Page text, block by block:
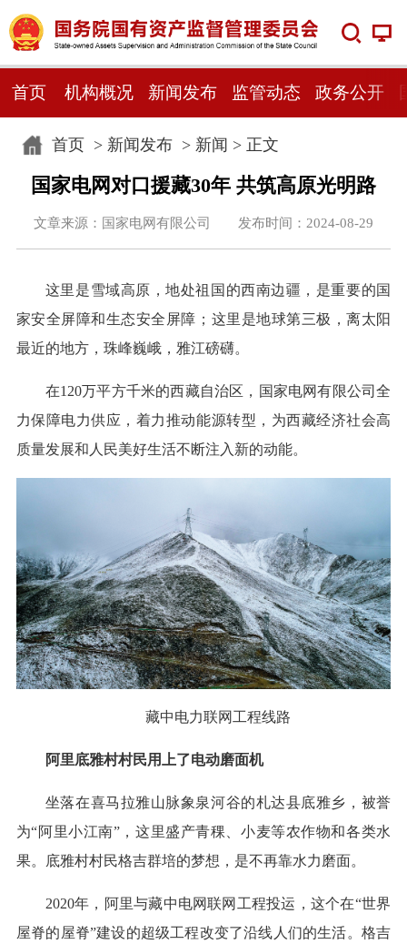
首页 机构概况 新闻发布 监管动态 政务公开
首页> 新闻发布> 新闻 > 正文
国家电网对口援藏30年 共筑高原光明路
文章来源：国家电网有限公司 发布时间：2024-08-29
这里是雪域高原，地处祖国的西南边疆，是重要的国
家安全屏障和生态安全屏障；这里是地球第三极，离太阳
最近的地方，珠峰巍峨，雅江磅礴。
在120万平方千米的西藏自治区，国家电网有限公司全
力保障电力供应，着力推动能源转型，为西藏经济社会高
质量发展和人民美好生活不断注入新的动能。
藏中电力联网工程线路
阿里底雅村村民用上了电动磨面机
坐落在喜马拉雅山脉象泉河谷的札达县底雅乡，被誉
为“阿里小江南”，这里盛产青稞、小麦等农作物和各类水
果。底雅村村民格吉群培的梦想，是不再靠水力磨面。
2020年，阿里与藏中电网联网工程投运，这个在“世界
屋脊的屋脊”建设的超级工程改变了沿线人们的生活。格吉